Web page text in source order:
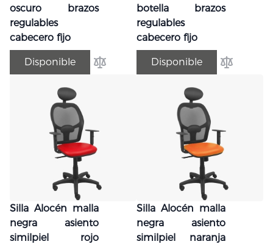
oscuro brazos
regulables
cabecero fijo
Disponible
Añadir para comparar
botella brazos
regulables
cabecero fijo
Disponible
Añadir
Silla Alocén malla
negra asiento
similpiel rojo
Silla Alocén malla
negra asiento
similpiel naranja